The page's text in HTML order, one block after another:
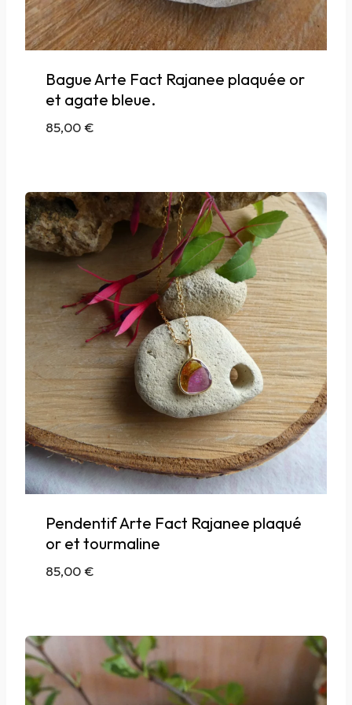
Bague Arte Fact Rajanee plaquée or
et agate bleue.
85,00€
Pendentif Arte Fact Rajanee plaqué
or et tourmaline
85,00€